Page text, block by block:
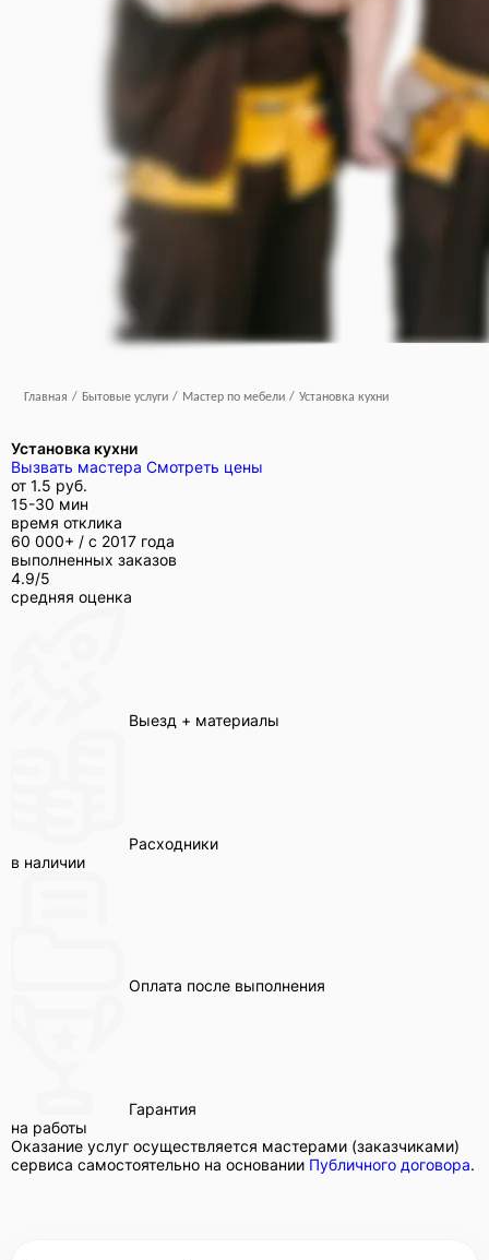
Главная / Бытовые услуги / Мастер по мебели / Установка кухни
Установка кухни
Вызвать мастера Смотреть цены
от 1.5 руб.
15-30 мин
время отклика
60 000+ / с 2017 года
выполненных заказов
4.9/5
средняя оценка
Выезд + материалы
Расходники
в наличии
Оплата после выполнения
Гарантия
на работы
Оказание услуг осуществляется мастерами (заказчиками)
сервиса самостоятельно на основании Публичного договора.